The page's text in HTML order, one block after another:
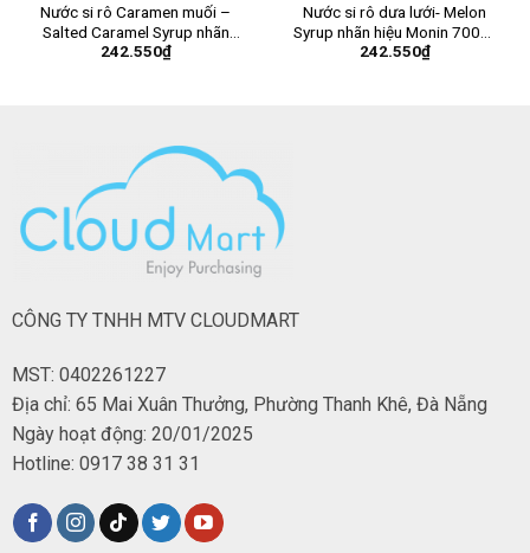
Nước si rô Caramen muối –
Salted Caramel Syrup nhãn
hiệu Monin 700ml – Chai
242.550₫
Nước si rô dưa lưới- Melon
Syrup nhãn hiệu Monin 700ml
– Chai
242.550₫
CÔNG TY TNHH MTV CLOUDMART
MST: 0402261227
Địa chỉ: 65 Mai Xuân Thưởng, Phường Thanh Khê, Đà Nẵng
Ngày hoạt động: 20/01/2025
Hotline: 0917 38 31 31